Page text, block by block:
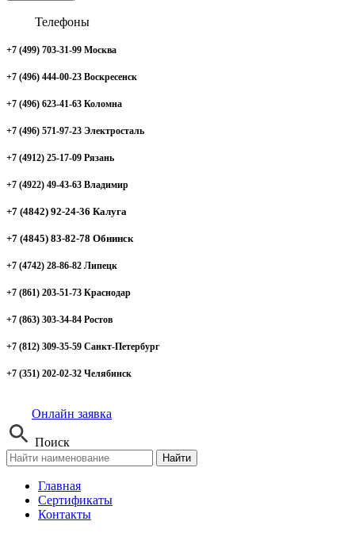
Телефоны
+7 (499) 703-31-99 Москва
+7 (496) 444-00-23 Воскресенск
+7 (496) 623-41-63 Коломна
+7 (496) 571-97-23 Электросталь
+7 (4912) 25-17-09 Рязань
+7 (4922) 49-43-63 Владимир
+7 (4842) 92-24-36 Калуга
+7 (4845) 83-82-78 Обнинск
+7 (4742) 28-86-82 Липецк
+7 (861) 203-51-73 Краснодар
+7 (863) 303-34-84 Ростов
+7 (812) 309-35-59 Санкт-Петербург
+7 (351) 202-02-32 Челябинск
Онлайн заявка
Поиск
Найти
Главная
Сертификаты
Контакты